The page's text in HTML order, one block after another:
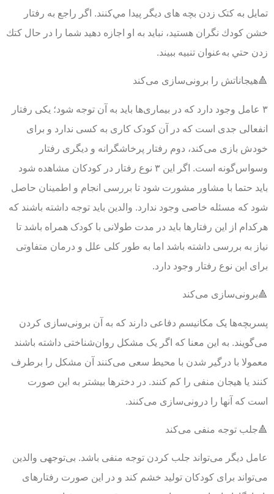
تمايل به کتک زدن بچه های دیگر پيدا مي‌كنند. اگر راجع به رفتار
خشن كودك نگران هستید، نبايد به او اجازه دهيد شما را در حال كتك
زدن حتي به‌عنوان تنبيه ببيند.
🔺هیجاناتش را برونی‌سازی می‌کند
۳ عامل وجود دارد که در بیماری‌ها باید به آن توجه شود؛ یکی رفتار
انفعالی جدی است که در آن کودک کاری به کسی ندارد و برای
خودش بازی می‌کند، دوم رفتار پرخاشگرانه و دیگری رفتار
وسواس‌گونه است. اگر این ۳ نوع رفتار در کودکان مشاهده شود
باید حتما با مشاور مشورت شود تا بررسی انجام و اطمینان حاصل
شود که مسئله خاصی وجود ندارد. والدین باید توجه داشته باشند که
هرکدام از این رفتارها باید در مدت طولانی با کودک همراه باشد تا
نیاز به بررسی داشته باشد اما به طور کلی علل و درمان متفاوتی
برای این نوع رفتار وجود دارد.
🔺برونی‌سازی می‌کند
پسربچه‌ها یک مکانیسم دفاعی دارند که به آن برونی‌سازی کردن
می‌گویند. به این معنا که اگر یک مشکل روان‌شناختی داشته باشند
معمولا با درگیر شدن با محیط سعی می‌کنند آن مشکل را برطرف
کنند یا هیجان منفی را کم کنند. در دخترها بیشتر به این صورت
است که آنها را درونی‌سازی می‌کنند.
🔺جلب توجه منفی می‌کند
عامل دیگر می‌تواند جلب کردن توجه منفی باشد. بی‌توجهی والدین
می‌تواند برای کودکان تولید خشم کند و در این صورت رفتارهای